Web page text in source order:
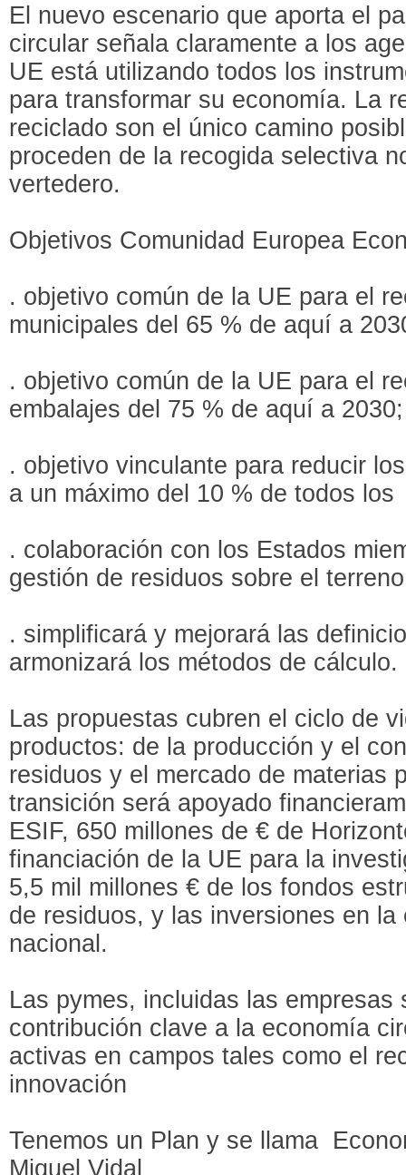
El nuevo escenario que aporta el
circular señala claramente a los
UE está utilizando todos los
para transformar su economía. La
reciclado son el único camino
proceden de la recogida selectiva
vertedero.
Objetivos Comunidad Europea
. objetivo común de la UE para el
municipales del 65 % de aquí a
. objetivo común de la UE para el
embalajes del 75 % de aquí a 2030;
. objetivo vinculante para reducir
a un máximo del 10 % de todos
. colaboración con los Estados
gestión de residuos sobre el terreno
. simplificará y mejorará las
armonizará los métodos de cálculo.
Las propuestas cubren el ciclo de
productos: de la producción y el
residuos y el mercado de materias
transición será apoyado
ESIF, 650 millones de € de
financiación de la UE para la
5,5 mil millones € de los fondos
de residuos, y las inversiones en
nacional.
Las pymes, incluidas las empresas
contribución clave a la economía
activas en campos tales como el
innovación
Tenemos un Plan y se llama
Miquel Vidal